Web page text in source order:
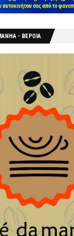
- ΒΕΡΟΙΑ